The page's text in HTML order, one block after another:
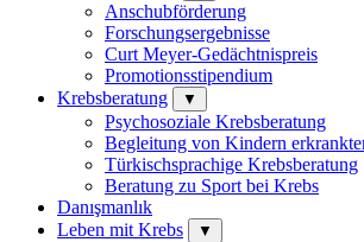
Anschubförderung
Forschungsergebnisse
Curt Meyer-Gedächtnispreis
Promotionsstipendium
Krebsberatung
▼
Psychosoziale Krebsberatung
Begleitung von Kindern
Türkischsprachige Krebsberatung
Beratung zu Sport bei Krebs
Danışmanlık
Leben mit Krebs
▼